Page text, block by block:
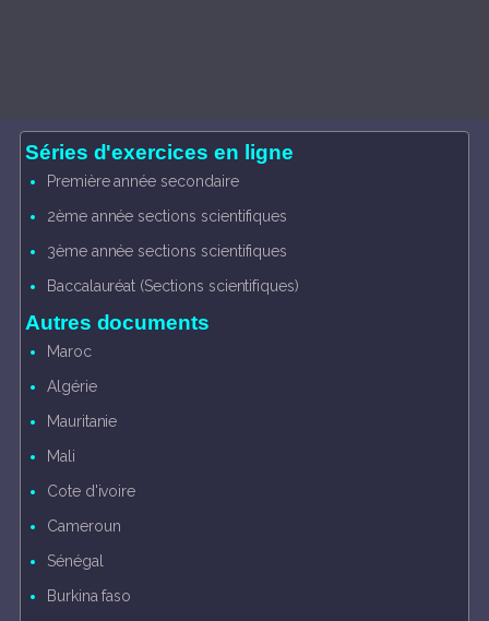
Séries d'exercices en ligne
Première année secondaire
2ème année sections scientifiques
3ème année sections scientifiques
Baccalauréat (Sections scientifiques)
Autres documents
Maroc
Algérie
Mauritanie
Mali
Cote d'ivoire
Cameroun
Sénégal
Burkina faso